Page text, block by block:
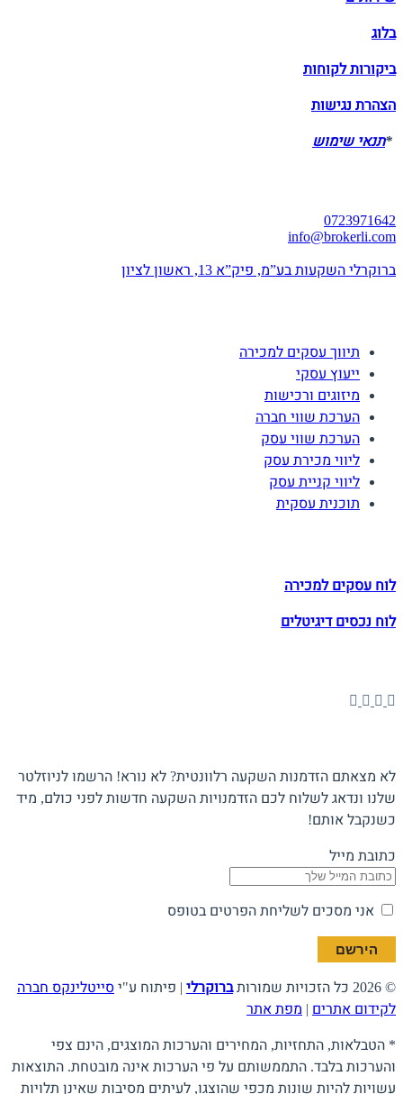
בלוג
ביקורות לקוחות
הצהרת נגישות
*תנאי שימוש
0723971642
info@brokerli.com
ברוקרלי השקעות בע”מ, פיק”א 13, ראשון לציון
תיווך עסקים למכירה
ייעוץ עסקי
מיזוגים ורכישות
הערכת שווי חברה
הערכת שווי עסק
ליווי מכירת עסק
ליווי קניית עסק
תוכנית עסקית
לוח עסקים למכירה
לוח נכסים דיגיטלים
לא מצאתם הזדמנות השקעה רלוונטית? לא נורא! הרשמו לניוזלטר
שלנו ונדאג לשלוח לכם הזדמנויות השקעה חדשות לפני כולם, מיד
כשנקבל אותם!
כתובת מייל
אני מסכים לשליחת הפרטים בטופס
© 2026 כל הזכויות שמורות ברוקרלי | פיתוח ע"י סייטלינקס חברה
לקידום אתרים | מפת אתר
* הטבלאות, התחזיות, המחירים והערכות המוצגים, הינם צפי
והערכות בלבד. התממשותם על פי הערכות אינה מובטחת. התוצאות
עשויות להיות שונות מכפי שהוצגו, לעיתים מסיבות שאינן תלויות